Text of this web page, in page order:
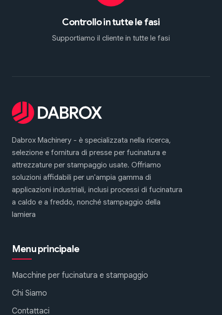
Controllo in tutte le fasi
Supportiamo il cliente in tutte le fasi
Dabrox Machinery - è specializzata nella ricerca,
selezione e fornitura di presse per fucinatura e
attrezzature per stampaggio usate. Offriamo
soluzioni affidabili per un'ampia gamma di
applicazioni industriali, inclusi processi di fucinatura
a caldo e a freddo, nonché stampaggio della
lamiera
Menu principale
Macchine per fucinatura e stampaggio
Chi Siamo
Contattaci